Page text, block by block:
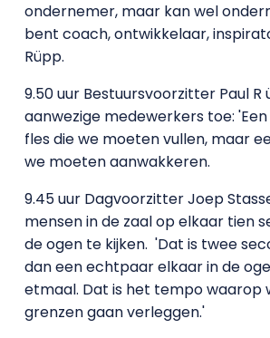
ondernemer, maar kan wel
bent coach, ontwikkelaar,
Rüpp.
9.50 uur Bestuursvoorzitter Paul R
aanwezige medewerkers toe:
fles die we moeten vullen, maar
we moeten aanwakkeren.
9.45 uur Dagvoorzitter Joep
mensen in de zaal op elkaar tien
de ogen te kijken. 'Dat is twee
dan een echtpaar elkaar in de
etmaal. Dat is het tempo waarop
grenzen gaan verleggen.'